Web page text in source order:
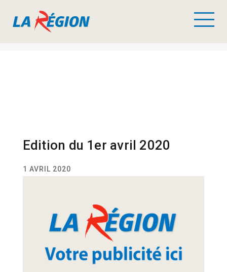
Edition du 1er avril 2020
1 AVRIL 2020